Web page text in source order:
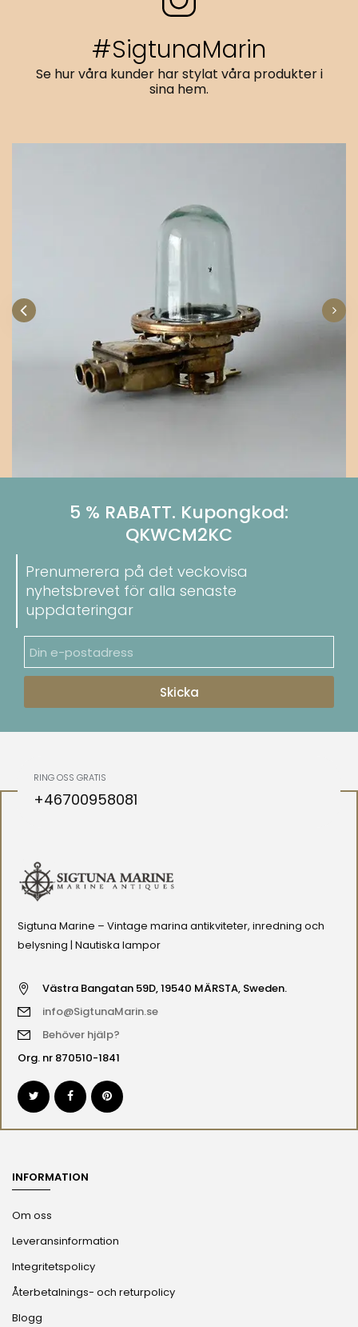
#SigtunaMarin
Se hur våra kunder har stylat våra produkter i
sina hem.
5 % RABATT. Kupongkod:
QKWCM2KC
Prenumerera på det veckovisa
nyhetsbrevet för alla senaste
uppdateringar
Skicka
RING OSS GRATIS
+46700958081
Sigtuna Marine – Vintage marina antikviteter, inredning och
belysning | Nautiska lampor
Västra Bangatan 59D, 19540 MÄRSTA, Sweden.
info@SigtunaMarin.se
Behöver hjälp?
Org. nr 870510-1841
INFORMATION
Om oss
Leveransinformation
Integritetspolicy
Återbetalnings- och returpolicy
Blogg